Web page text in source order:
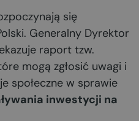
się
Generalny Dyrektor
raport tzw.
mogą zgłosić uwagi i
społeczne w sprawie
inwestycji na